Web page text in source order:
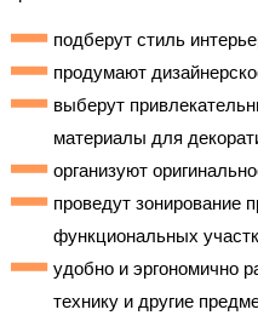
подберут стиль
продумают
выберут
материалы для
организуют
проведут зонирование
функциональных
удобно и эргономично
технику и другие